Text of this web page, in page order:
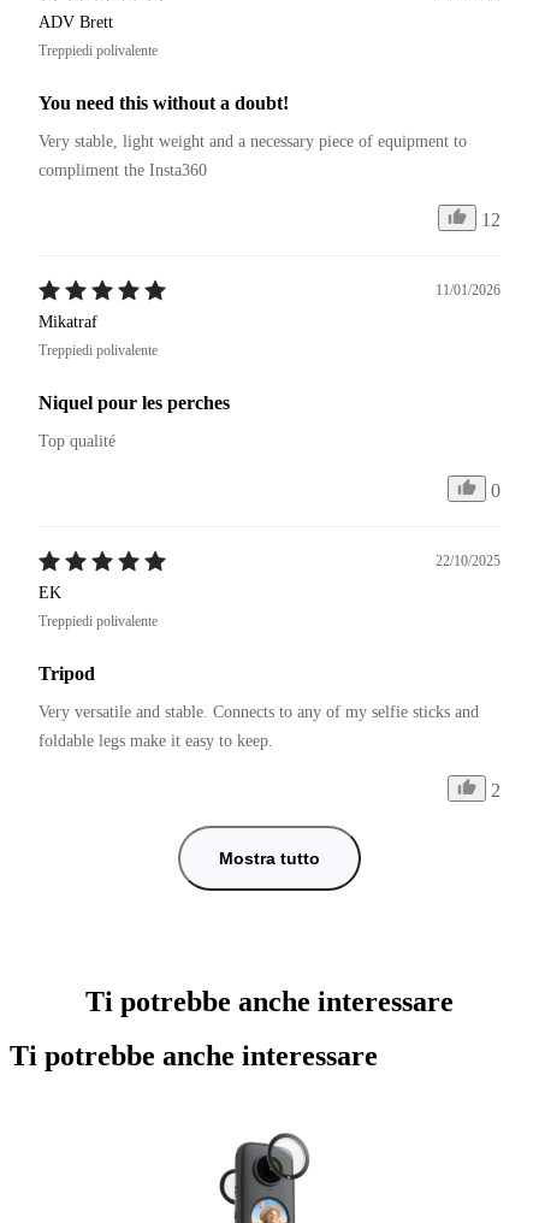
ADV Brett
Treppiedi polivalente
You need this without a doubt!
Very stable, light weight and a necessary piece of equipment to
compliment the Insta360
12
11/01/2026
Mikatraf
Treppiedi polivalente
Niquel pour les perches
Top qualité
0
22/10/2025
EK
Treppiedi polivalente
Tripod
Very versatile and stable. Connects to any of my selfie sticks and
foldable legs make it easy to keep.
2
Mostra tutto
Ti potrebbe anche interessare
Ti potrebbe anche interessare